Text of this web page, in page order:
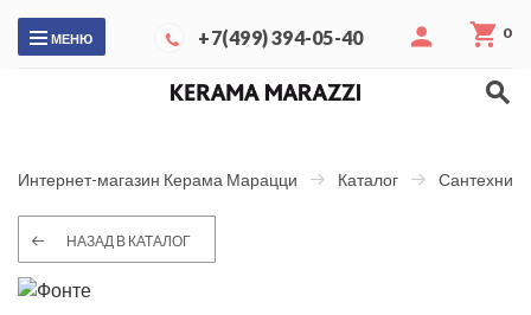
МЕНЮ +7(499) 394-05-40 0
Интернет-магазин Керама Марацци Каталог Сантехника
НАЗАД В КАТАЛОГ